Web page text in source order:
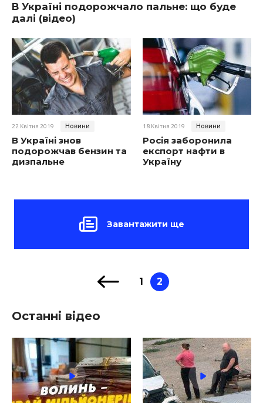
В Україні подорожчало пальне: що буде
далі (відео)
22 Квітня 2019 Новини
В Україні знов
подорожчав бензин та
дизпальне
18 Квітня 2019 Новини
Росія заборонила
експорт нафти в
Україну
Завантажити ще
1 2
Останні відео